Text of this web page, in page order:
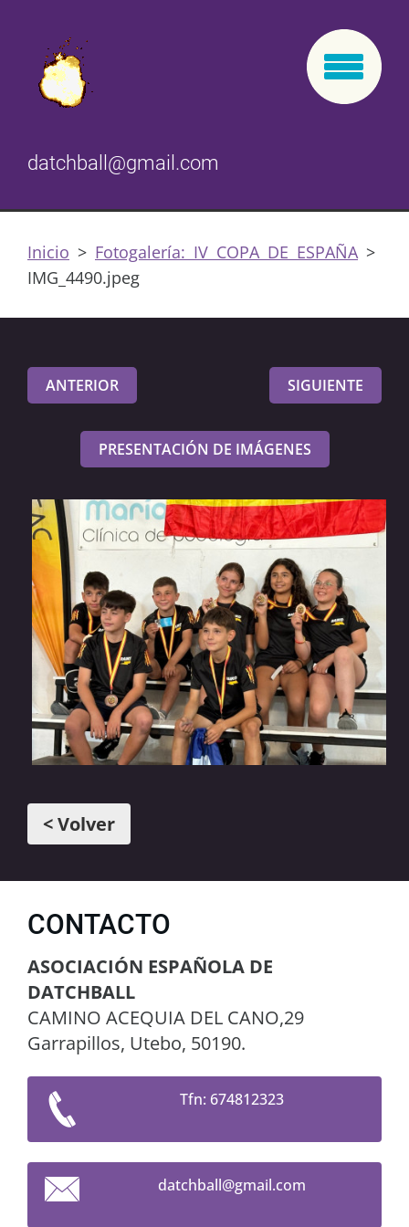
datchball@gmail.com
Inicio > Fotogalería: IV COPA DE ESPAÑA >
IMG_4490.jpeg
ANTERIOR SIGUIENTE
PRESENTACIÓN DE IMÁGENES
< Volver
CONTACTO
ASOCIACIÓN ESPAÑOLA DE
DATCHBALL
CAMINO ACEQUIA DEL CANO,29
Garrapillos, Utebo, 50190.
Tfn: 674812323
datchball@gmail.com